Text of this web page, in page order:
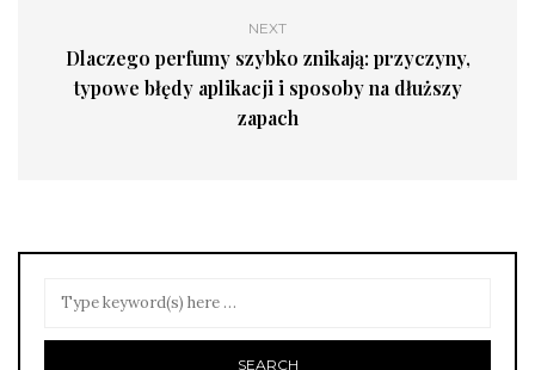
NEXT
Dlaczego perfumy szybko znikają: przyczyny,
typowe błędy aplikacji i sposoby na dłuższy
zapach